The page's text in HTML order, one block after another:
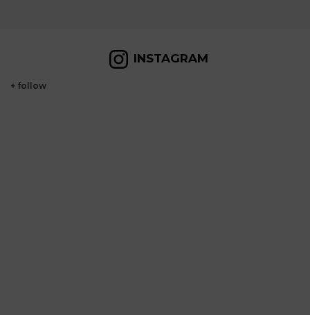
INSTAGRAM
+ follow